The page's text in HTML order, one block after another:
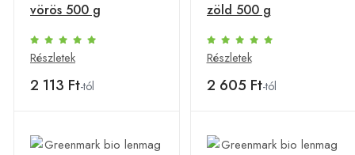
vörös 500 g
Részletek
2 113 Ft-tól
zöld 500 g
Részletek
2 605 Ft-tól